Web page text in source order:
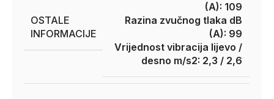
OSTALE
INFORMACIJE
(A): 109
Razina zvučnog tlaka dB
(A): 99
Vrijednost vibracija lijevo /
desno m/s2: 2,3 / 2,6